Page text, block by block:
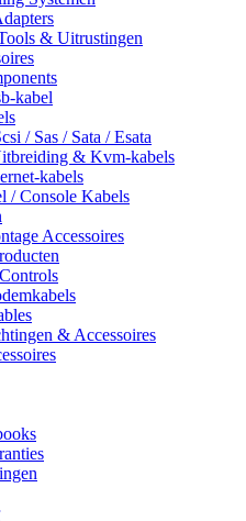
& Uitrustingen
kabel
/ Sas / Sata / Esata
& Kvm-kabels
kabels
/ Console Kabels
Accessoires
& Accessoires